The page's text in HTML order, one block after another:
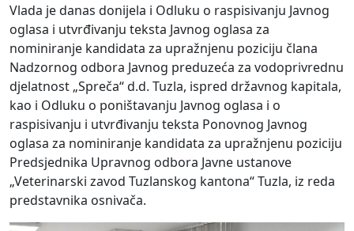
Vlada je danas donijela i Odluku o raspisivanju Javnog
oglasa i utvrđivanju teksta Javnog oglasa za
nominiranje kandidata za upražnjenu poziciju člana
Nadzornog odbora Javnog preduzeća za vodoprivrednu
djelatnost „Spreča“ d.d. Tuzla, ispred državnog kapitala,
kao i Odluku o poništavanju Javnog oglasa i o
raspisivanju i utvrđivanju teksta Ponovnog Javnog
oglasa za nominiranje kandidata za upražnjenu poziciju
Predsjednika Upravnog odbora Javne ustanove
„Veterinarski zavod Tuzlanskog kantona“ Tuzla, iz reda
predstavnika osnivača.